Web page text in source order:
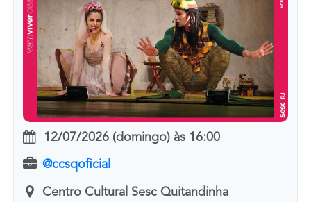
12/07/2026 (domingo) às 16:00
@ccsqoficial
Centro Cultural Sesc Quitandinha